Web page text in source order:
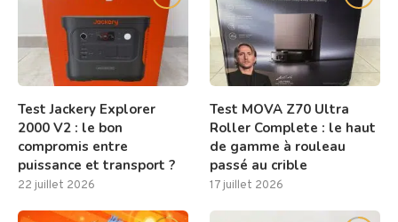
Test Jackery Explorer
2000 V2 : le bon
compromis entre
puissance et transport ?
22 juillet 2026
Test MOVA Z70 Ultra
Roller Complete : le haut
de gamme à rouleau
passé au crible
17 juillet 2026